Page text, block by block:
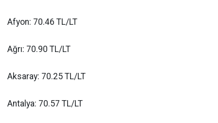
Afyon: 70.46 TL/LT
Ağrı: 70.90 TL/LT
Aksaray: 70.25 TL/LT
Antalya: 70.57 TL/LT